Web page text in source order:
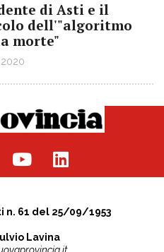
di Asti e il
dell'"algoritmo
morte"
n. 61 del 25/09/1953
Lavina